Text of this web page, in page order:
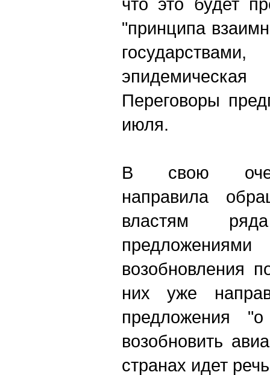
"принципа
Переговоры
июля.
В свою
направила
властям
возобновления
них уже
предложения "о
возобновить
странах идет